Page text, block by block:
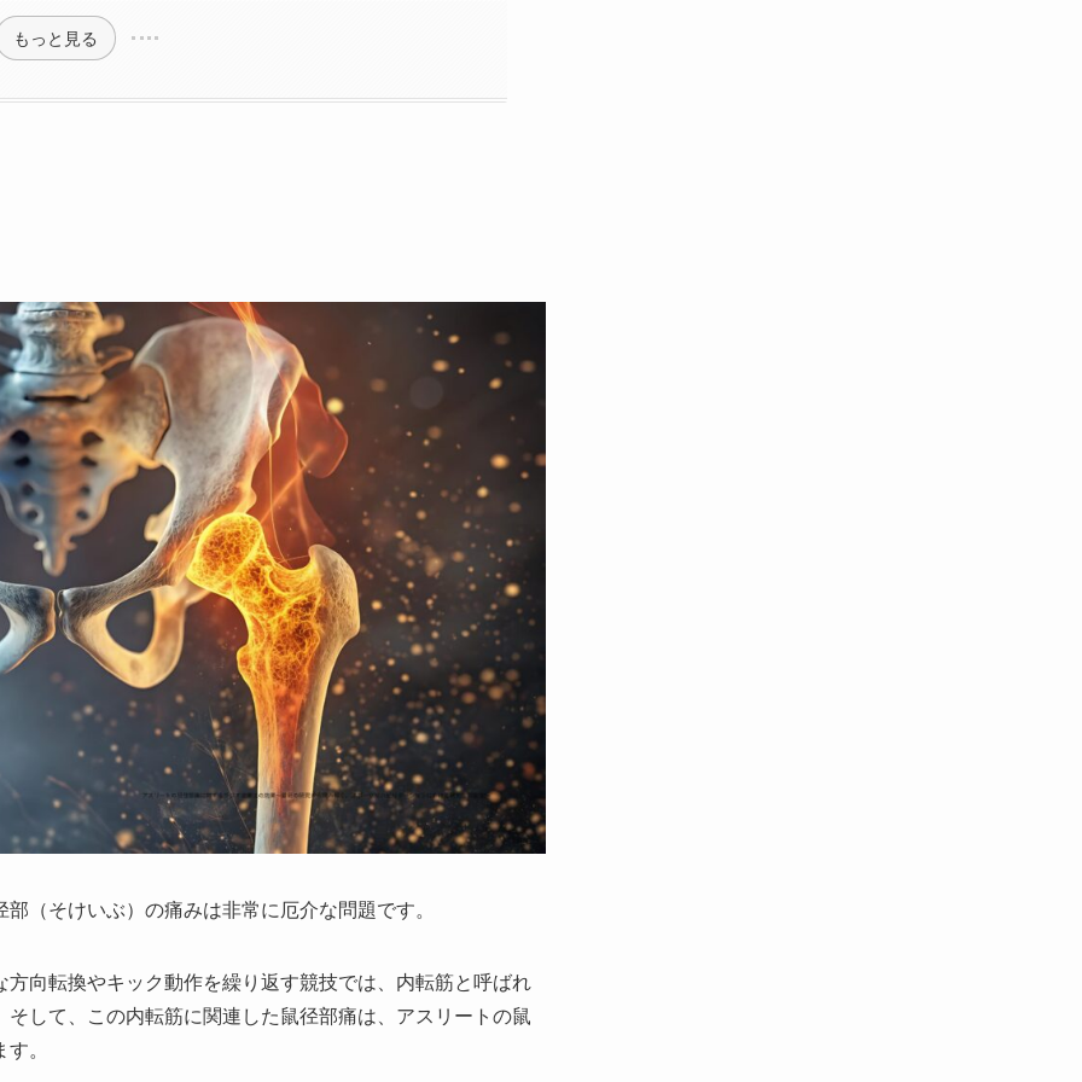
もっと見る
（そけいぶ）の痛みは非常に厄介な問題です。
向転換やキック動作を繰り返す競技では、内転筋と呼ばれ
して、この内転筋に関連した鼠径部痛は、アスリートの鼠
。